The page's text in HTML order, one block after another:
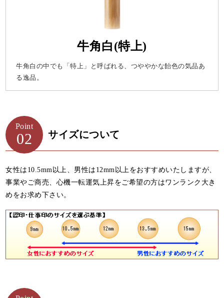
牛角白(特上)
牛角白の中でも「特上」と呼ばれる、つややかな飴色の気品あ
る逸品。
Point
02 サイズについて
女性は10.5mm以上、男性は12mm以上をおすすめいたしますが、
事業やご商売、心機一転運気上昇をご希望の方はワンランク大き
めをお求め下さい。